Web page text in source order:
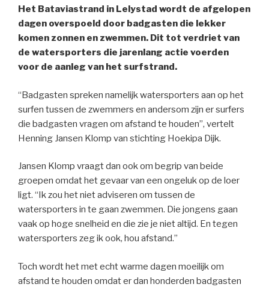
Het Bataviastrand in Lelystad wordt de afgelopen
dagen overspoeld door badgasten die lekker
komen zonnen en zwemmen. Dit tot verdriet van
de watersporters die jarenlang actie voerden
voor de aanleg van het surfstrand.
“Badgasten spreken namelijk watersporters aan op het
surfen tussen de zwemmers en andersom zijn er surfers
die badgasten vragen om afstand te houden”, vertelt
Henning Jansen Klomp van stichting Hoekipa Dijk.
Jansen Klomp vraagt dan ook om begrip van beide
groepen omdat het gevaar van een ongeluk op de loer
ligt. “Ik zou het niet adviseren om tussen de
watersporters in te gaan zwemmen. Die jongens gaan
vaak op hoge snelheid en die zie je niet altijd. En tegen
watersporters zeg ik ook, hou afstand.”
Toch wordt het met echt warme dagen moeilijk om
afstand te houden omdat er dan honderden badgasten